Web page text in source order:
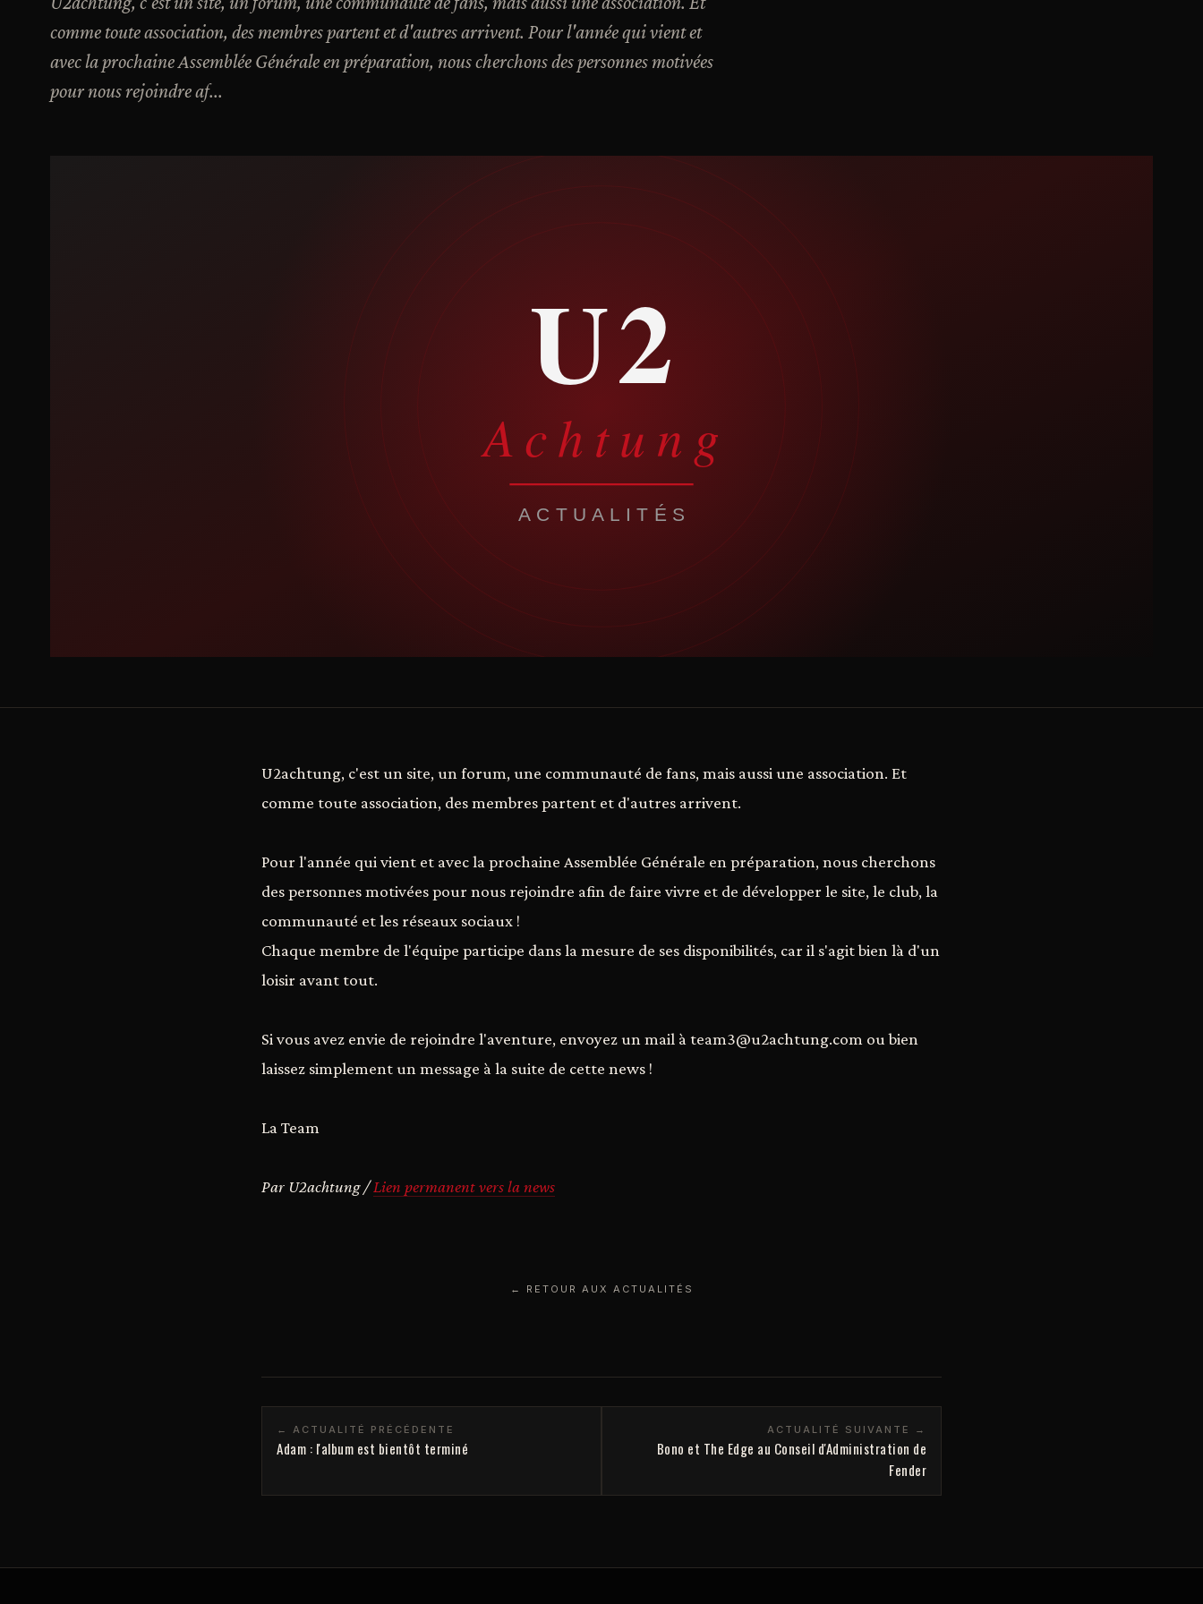
comme toute association, des membres partent et d'autres arrivent. Pour l'année qui vient et
avec la prochaine Assemblée Générale en préparation, nous cherchons des personnes motivées
pour nous rejoindre af...
U2achtung, c'est un site, un forum, une communauté de fans, mais aussi une association. Et
comme toute association, des membres partent et d'autres arrivent.
Pour l'année qui vient et avec la prochaine Assemblée Générale en préparation, nous cherchons
des personnes motivées pour nous rejoindre afin de faire vivre et de développer le site, le club, la
communauté et les réseaux sociaux !
Chaque membre de l'équipe participe dans la mesure de ses disponibilités, car il s'agit bien là d'un
loisir avant tout.
Si vous avez envie de rejoindre l'aventure, envoyez un mail à team3@u2achtung.com ou bien
laissez simplement un message à la suite de cette news !
La Team
Par U2achtung /Lien permanent vers la news
← RETOUR AUX ACTUALITÉS
← ACTUALITÉ PRÉCÉDENTE
Adam : l'album est bientôt terminé
ACTUALITÉ SUIVANTE →
Bono et The Edge au Conseil d'Administration de
Fender